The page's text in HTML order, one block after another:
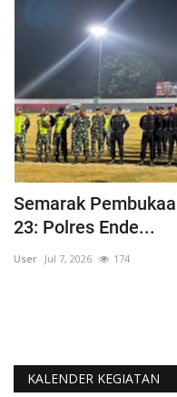
Semarak
23: Polres Ende...
User Jul 7, 2026 174
KALENDER KEGIATAN